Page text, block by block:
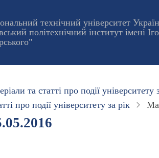
технічний університет
політехнічний інститут імені
та статті про події університету
про події університету за рік